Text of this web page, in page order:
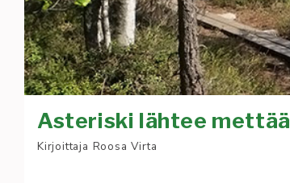
Asteriski lähtee
Kirjoittaja Roosa Virta